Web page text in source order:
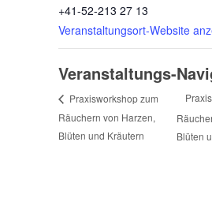
+41-52-213 27 13
Veranstaltungsort-Website
Veranstaltungs-
Praxisworkshop zum
Räuchern von Harzen,
Blüten und Kräutern
Blüten